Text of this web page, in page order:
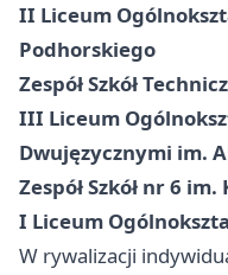
II Liceum
Podhorskiego
Zespół Szkół
III Liceum
Dwujęzycznymi im.
Zespół Szkół nr 6
I Liceum
W rywalizacji